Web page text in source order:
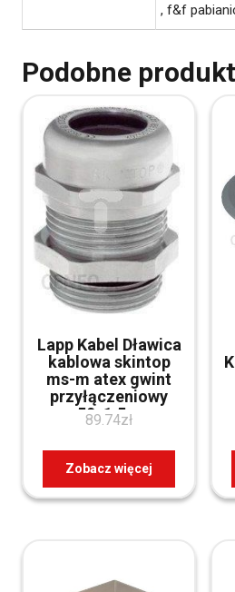
, f&f
Podobne
Lapp Kabel Dławica
kablowa skintop
ms-m atex gwint
przyłączeniowy
m50x1.5mm
przewód dn26-
35mm IP68 mosiądz
niklowany 53112760
89.74zł
Zobacz więcej